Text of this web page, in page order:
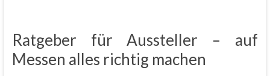
Ratgeber für Aussteller – auf
Messen alles richtig machen